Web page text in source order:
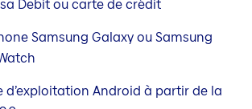
Debit ou carte de crédit
Samsung Galaxy ou Samsung
d’exploitation Android à partir de la